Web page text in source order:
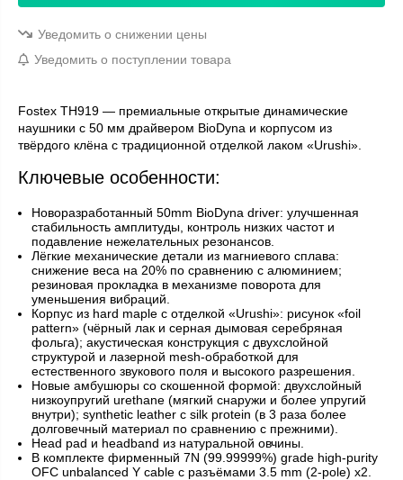
Уведомить о снижении цены
Уведомить о поступлении товара
Fostex TH919 — премиальные открытые динамические
наушники с 50 мм драйвером BioDyna и корпусом из
твёрдого клёна с традиционной отделкой лаком «Urushi».
Ключевые особенности:
Новоразработанный 50mm BioDyna driver: улучшенная
стабильность амплитуды, контроль низких частот и
подавление нежелательных резонансов.
Лёгкие механические детали из магниевого сплава:
снижение веса на 20% по сравнению с алюминием;
резиновая прокладка в механизме поворота для
уменьшения вибраций.
Корпус из hard maple с отделкой «Urushi»: рисунок «foil
pattern» (чёрный лак и серная дымовая серебряная
фольга); акустическая конструкция с двухслойной
структурой и лазерной mesh-обработкой для
естественного звукового поля и высокого разрешения.
Новые амбушюры со скошенной формой: двухслойный
низкоупругий urethane (мягкий снаружи и более упругий
внутри); synthetic leather с silk protein (в 3 раза более
долговечный материал по сравнению с прежними).
Head pad и headband из натуральной овчины.
В комплекте фирменный 7N (99.99999%) grade high-purity
OFC unbalanced Y cable с разъёмами 3.5 mm (2-pole) x2.